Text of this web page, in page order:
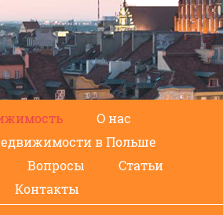
О нас
в Польше
Вопросы
Статьи
Контакты